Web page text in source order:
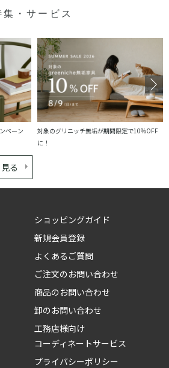
集・サービス
ペーン
対象のグリニッチ無垢が期間限定で10%OFF
に！
る
ショッピングガイド
新規会員登録
よくあるご質問
ご注文のお問い合わせ
商品のお問い合わせ
卸のお問い合わせ
工務店様向け
コーディネートサービス
プライバシーポリシー